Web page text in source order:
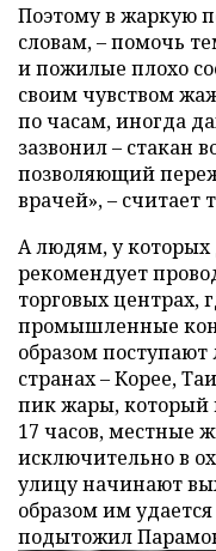
Поэтому в жаркую
словам, – помочь
и пожилые плохо
своим чувством
по часам, иногда
зазвонил – стакан
позволяющий
врачей», – считает
А людям, у
рекомендует
торговых центрах,
промышленные
образом
странах – Корее,
пик жары, который
17 часов, местные
исключительно в
улицу начинают
образом им
подытожил